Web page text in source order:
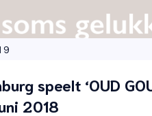
9
speelt ‘OUD
2018